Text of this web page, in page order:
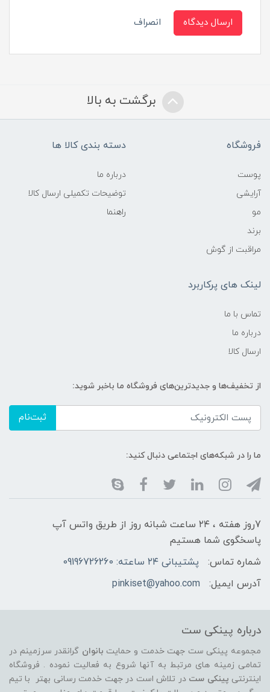
ارسال دیدگاه انصراف
برگشت به بالا
فروشگاه
پوست
آرایشی
مو
برند
مراقبت از گوش
دسته بندی کالا ها
درباره ما
توضیحات تکمیلی ارسال کالا
راهنما
لینک های پرکاربرد
تماس با ما
درباره ما
ارسال کالا
از تخفیف‌ها و جدیدترین‌های فروشگاه ما باخبر شوید:
ثبت‌نام
ما را در شبکه‌های اجتماعی دنبال کنید:
7روز هفته ، ۲۴ ساعت شبانه‌ روز از طریق واتس آپ
پاسخگوی شما هستیم
شماره تماس:
پشتیبانی ۲۴ ساعته: 09196726260
آدرس ایمیل:
pinkiset@yahoo.com
درباره پینکی ست
مجموعه پینکی ست جهت خدمت و حمایت بانوان گرانقدر سرزمینم در
تمامی زمینه های مرتبط به آنها شروع به فعالیت نموده . فروشگاه
اینترنتی پینکی ست در تلاش است در جهت خدمت رسانی بهتر با تیم